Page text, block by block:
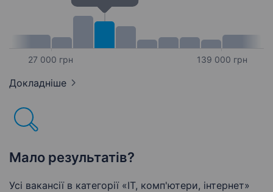
27 000 грн 139 000 грн
Докладніше
Мало результатів?
Усі вакансії в категорії «IT, комп'ютери, інтернет»